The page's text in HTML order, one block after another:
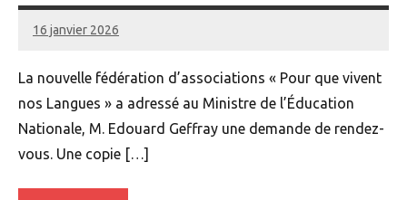
16 janvier 2026
Renan
La nouvelle fédération d’associations « Pour que vivent
nos Langues » a adressé au Ministre de l’Éducation
Nationale, M. Edouard Geffray une demande de rendez-
vous. Une copie […]